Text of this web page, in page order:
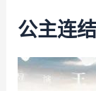
公主连